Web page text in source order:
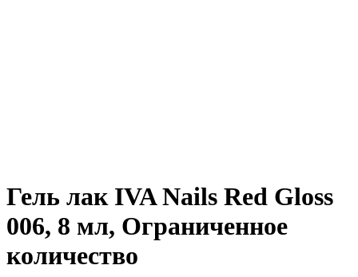
Гель лак IVA Nails Red Gloss
006, 8 мл, Ограниченное
количество